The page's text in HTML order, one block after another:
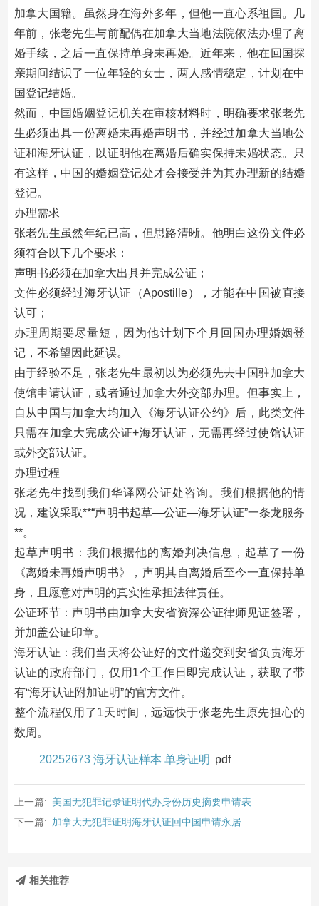
加拿大国籍。虽然身在海外多年，但他一直心系祖国。几
年前，张老先生与前配偶在加拿大当地法院依法办理了离
婚手续，之后一直保持单身未再婚。近年来，他在回国探
亲期间结识了一位年轻的女士，两人感情稳定，计划在中
国登记结婚。
然而，中国婚姻登记机关在审核材料时，明确要求张老先
生必须出具一份离婚未再婚声明书，并经过加拿大当地公
证和海牙认证，以证明他在离婚后确实保持未婚状态。只
有这样，中国的婚姻登记处才会接受并为其办理新的结婚
登记。
办理需求
张老先生虽然年纪已高，但思路清晰。他明白这份文件必
须符合以下几个要求：
声明书必须在加拿大出具并完成公证；
文件必须经过海牙认证（Apostille），才能在中国被直接
认可；
办理周期要尽量短，因为他计划下个月回国办理婚姻登
记，不希望因此延误。
由于经验不足，张老先生最初以为必须先去中国驻加拿大
使馆申请认证，或者通过加拿大外交部办理。但事实上，
自从中国与加拿大均加入《海牙认证公约》后，此类文件
只需在加拿大完成公证+海牙认证，无需再经过使馆认证
或外交部认证。
办理过程
张老先生找到我们华译网公证处咨询。我们根据他的情
况，建议采取**“声明书起草—公证—海牙认证”一条龙服务
**。
起草声明书：我们根据他的离婚判决信息，起草了一份
《离婚未再婚声明书》，声明其自离婚后至今一直保持单
身，且愿意对声明的真实性承担法律责任。
公证环节：声明书由加拿大安省资深公证律师见证签署，
并加盖公证印章。
海牙认证：我们当天将公证好的文件递交到安省负责海牙
认证的政府部门，仅用1个工作日即完成认证，获取了带
有“海牙认证附加证明”的官方文件。
整个流程仅用了1天时间，远远快于张老先生原先担心的
数周。
20252673 海牙认证样本 单身证明 pdf
上一篇: 美国无犯罪记录证明代办身份历史摘要申请表
下一篇: 加拿大无犯罪证明海牙认证回中国申请永居
相关推荐